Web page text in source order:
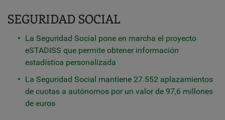
SEGURIDAD SOCIAL
La Seguridad Social pone en marcha el proyecto
eSTADISS que permite obtener información
estadística personalizada
La Seguridad Social mantiene 27.552 aplazamientos
de cuotas a autónomos por un valor de 97,6 millones
de euros